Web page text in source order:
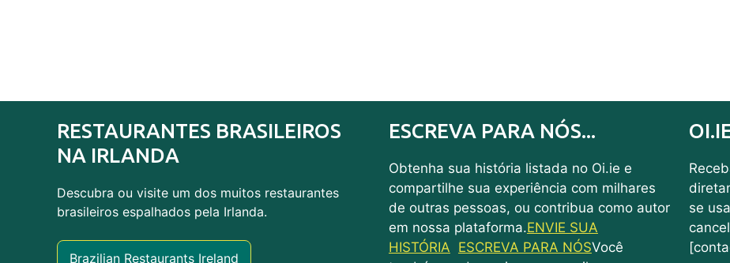
RESTAURANTES BRASILEIROS
NA IRLANDA
Descubra ou visite um dos muitos restaurantes
brasileiros espalhados pela Irlanda.
Brazilian Restaurants Ireland
ESCREVA PARA NÓS...
Obtenha sua história listada no Oi.ie e
compartilhe sua experiência com milhares
de outras pessoas, ou contribua como autor
em nossa plataforma.ENVIE SUA
HISTÓRIA ESCREVA PARA NÓSVocê
se